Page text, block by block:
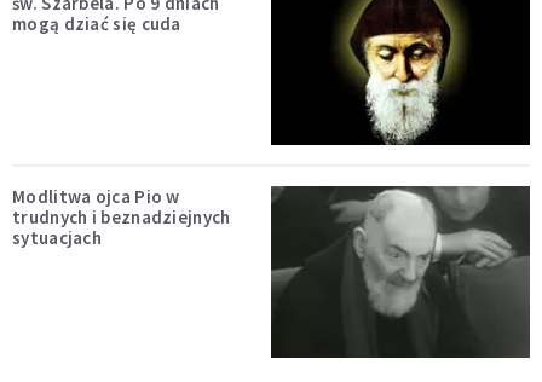
mogą dziać się cuda
Modlitwa ojca Pio w
trudnych i beznadziejnych
sytuacjach